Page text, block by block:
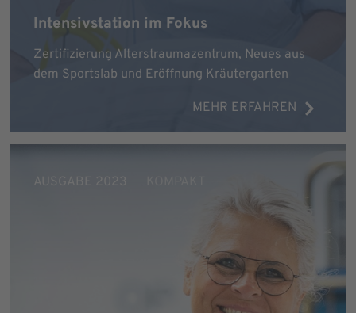
Intensivstation im Fokus
Zertifizierung Alterstraumazentrum, Neues aus
dem Sportslab und Eröffnung Kräutergarten
MEHR ERFAHREN
AUSGABE 2023